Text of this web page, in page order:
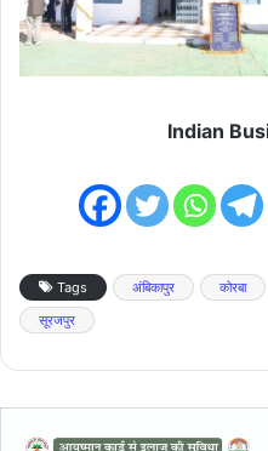
Indian
Tags अंबिकापुर कोरबा
सूरजपुर